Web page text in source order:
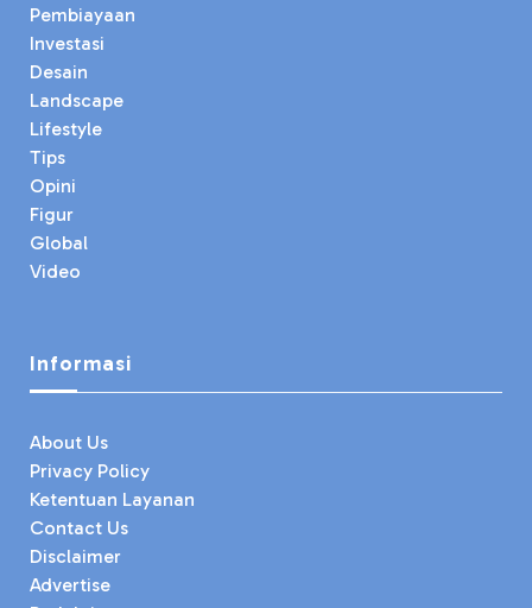
Pembiayaan
Investasi
Desain
Landscape
Lifestyle
Tips
Opini
Figur
Global
Video
Informasi
About Us
Privacy Policy
Ketentuan Layanan
Contact Us
Disclaimer
Advertise